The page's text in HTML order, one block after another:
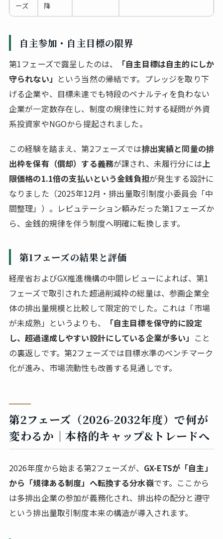
ーズ
降
自主参加・自主目標の限界
第1フェーズで露呈したのは、
「自主目標は自主的にしか
守られない」 という当然の帰結です。プレッジを取り下
げる企業や、目標未達でも特段のペナルティを負わない
企業が一定数存在し、制度の規律性に対する疑問が外資
系投資家やNGOから提起されました。
この経験を踏まえ、第2フェーズでは排出実績と同量の排
出枠を保有（償却）する義務が課され、未履行分には上
限価格の1.1倍の支払いという金銭負担が発生する設計に
なりました（2025年12月・排出量取引制度小委員会「中
間整理」）。レピュテーション頼みだった第1フェーズか
ら、金銭的規律を伴う制度へ明確に転換します。
第1フェーズの結果と評価
経産省およびGX推進機構の中間レビューによれば、第1
フェーズで取引された超過削減枠の総量は、参画企業全
体の排出量規模と比較して限定的でした。これは「市場
が未成熟」というよりも、
「自主目標を保守的に設定
し、超過達成しやすい設計にしている企業が多い」 こと
の裏返しです。第2フェーズでは目標水準のベンチマーク
化が進み、市場流動性も改善する見通しです。
第2フェーズ（2026-2032年度）で何が
変わるか｜本格的キャップ&トレードへ
2026年度から始まる第2フェーズが、 GX-ETSが「自主」
から「規律ある制度」へ転換する分水嶺です。ここから
は多排出企業の参加が義務化され、排出枠の配分と遵守
という排出量取引制度本来の構造が導入されます。